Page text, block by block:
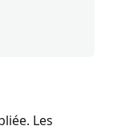
Les